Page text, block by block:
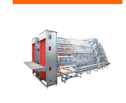
+8618830120193